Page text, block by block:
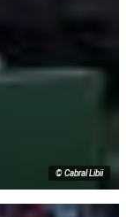
© Cabral Libii